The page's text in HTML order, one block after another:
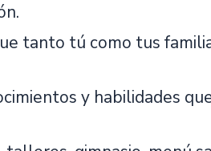
tanto tú como tus
y habilidades